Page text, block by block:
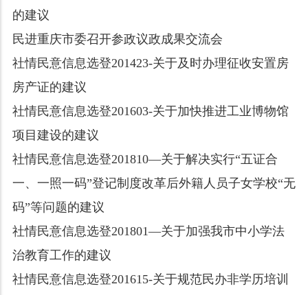
的建议
民进重庆市委召开参政议政成果交流会
社情民意信息选登201423-关于及时办理征收安置房
房产证的建议
社情民意信息选登201603-关于加快推进工业博物馆
项目建设的建议
社情民意信息选登201810—关于解决实行“五证合
一、一照一码”登记制度改革后外籍人员子女学校“无
码”等问题的建议
社情民意信息选登201801—关于加强我市中小学法
治教育工作的建议
社情民意信息选登201615-关于规范民办非学历培训